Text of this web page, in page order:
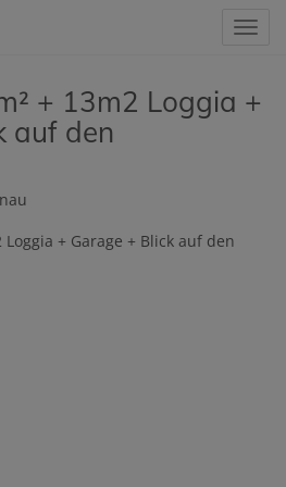
+ 13m2 Loggia +
auf den